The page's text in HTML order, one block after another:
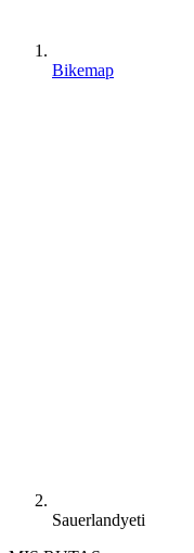
Bikemap
Sauerlandyeti